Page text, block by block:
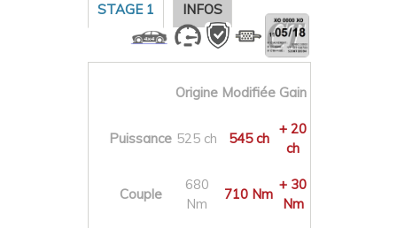
STAGE 1 INFOS
Origine Modifiée Gain
Puissance 525 ch 545 ch
+ 20
ch
Couple
680
Nm
710 Nm
+ 30
Nm